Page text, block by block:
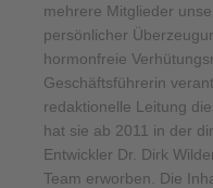
mehrere Mitglieder
persönlicher
hormonfreie
Geschäftsführerin
redaktionelle Leitung
hat sie ab 2011 in der
Entwickler Dr. Dirk
Team erworben. Die